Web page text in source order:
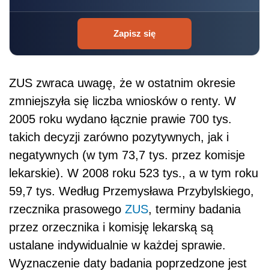
Zapisz się
ZUS zwraca uwagę, że w ostatnim okresie
zmniejszyła się liczba wniosków o renty. W
2005 roku wydano łącznie prawie 700 tys.
takich decyzji zarówno pozytywnych, jak i
negatywnych (w tym 73,7 tys. przez komisje
lekarskie). W 2008 roku 523 tys., a w tym roku
59,7 tys. Według Przemysława Przybylskiego,
rzecznika prasowego ZUS, terminy badania
przez orzecznika i komisję lekarską są
ustalane indywidualnie w każdej sprawie.
Wyznaczenie daty badania poprzedzone jest